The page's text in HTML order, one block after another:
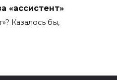
«ассистент»
Казалось бы,